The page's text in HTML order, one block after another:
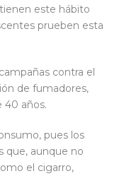
este hábito
prueben esta
contra el
de fumadores,
40 años.
pues los
que, aunque no
el cigarro,